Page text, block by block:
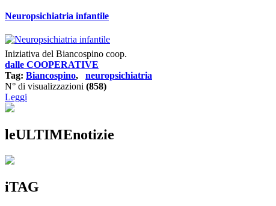
Neuropsichiatria infantile
Iniziativa del Biancospino coop.
dalle COOPERATIVE
Tag: Biancospino, neuropsichiatria
N° di visualizzazioni (858)
Leggi
leULTIMEnotizie
iTAG